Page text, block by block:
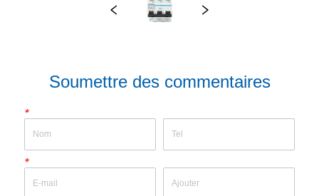
Soumettre des commentaires
*
*